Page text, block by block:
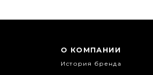
О КОМПАНИИ
История бренда